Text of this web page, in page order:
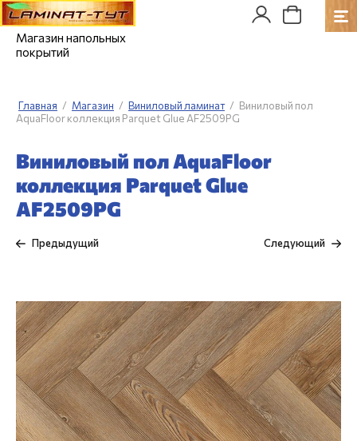
Магазин напольных
покрытий
Главная / Магазин / Виниловый ламинат / Виниловый пол
AquaFloor коллекция Parquet Glue AF2509PG
Виниловый пол AquaFloor
коллекция Parquet Glue
AF2509PG
Предыдущий Следующий